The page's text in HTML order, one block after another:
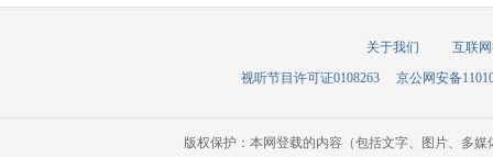
关于我们
互联
视听节目许可证0108263
京公网安备
版权保护：本网登载的内容（包括文字、图片、多